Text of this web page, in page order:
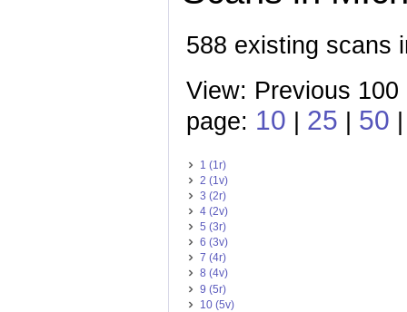
588 existing scans
View: Previous
page: 10 25 50
1 (1r)
2 (1v)
3 (2r)
4 (2v)
5 (3r)
6 (3v)
7 (4r)
8 (4v)
9 (5r)
10 (5v)